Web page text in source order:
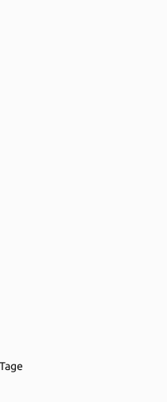
Wert ein oder benutze die